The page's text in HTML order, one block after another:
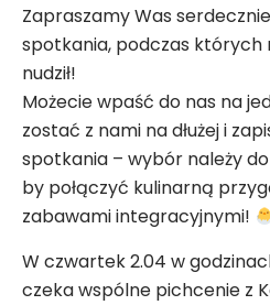
Zapraszamy Was
spotkania, podczas których
nudził!
Możecie wpaść do nas na
zostać z nami na dłużej i
spotkania – wybór należy
by połączyć kulinarną
zabawami integracyjnymi!
W czwartek 2.04 w
czeka wspólne pichcenie z